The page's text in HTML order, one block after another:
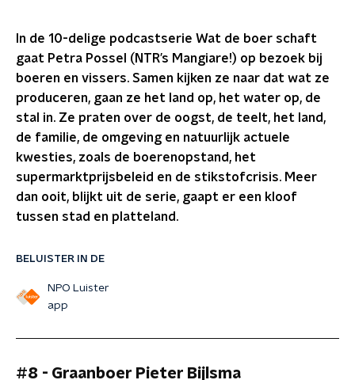
In de 10-delige podcastserie Wat de boer schaft
gaat Petra Possel (NTR’s Mangiare!) op bezoek bij
boeren en vissers. Samen kijken ze naar dat wat ze
produceren, gaan ze het land op, het water op, de
stal in. Ze praten over de oogst, de teelt, het land,
de familie, de omgeving en natuurlijk actuele
kwesties, zoals de boerenopstand, het
supermarktprijsbeleid en de stikstofcrisis. Meer
dan ooit, blijkt uit de serie, gaapt er een kloof
tussen stad en platteland.
BELUISTER IN DE
NPO Luister
app
#8 - Graanboer Pieter Bijlsma